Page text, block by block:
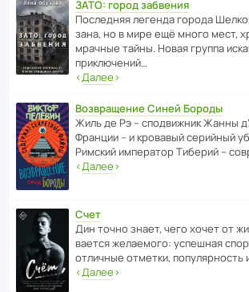
ЗАТО: город забвения
После­дняя легенда города
зана, но в мире ещё много мест,
мрачные тайны. Новая группа
приключений…
‹Далее›
Возвращение Синей Бороды
Жиль де Рэ – спод­ви­жник Жанны
Франции – и кровавый серийный
Римский импе­ратор Тиберий –
‹Далее›
Счет
Дин точно знает, чего хочет от
ва­ется жела­е­мого: успе­шная
отли­чные отметки, попу­ля­р­ность
‹Далее›